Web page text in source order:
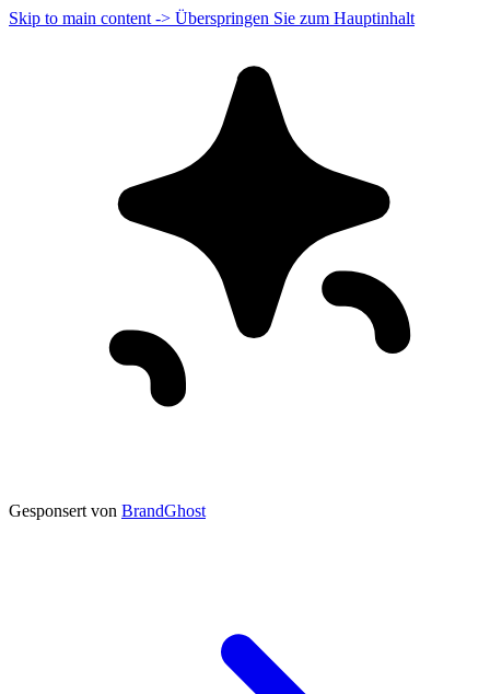
Skip to main content -> Überspringen Sie zum Hauptinhalt
Gesponsert von BrandGhost